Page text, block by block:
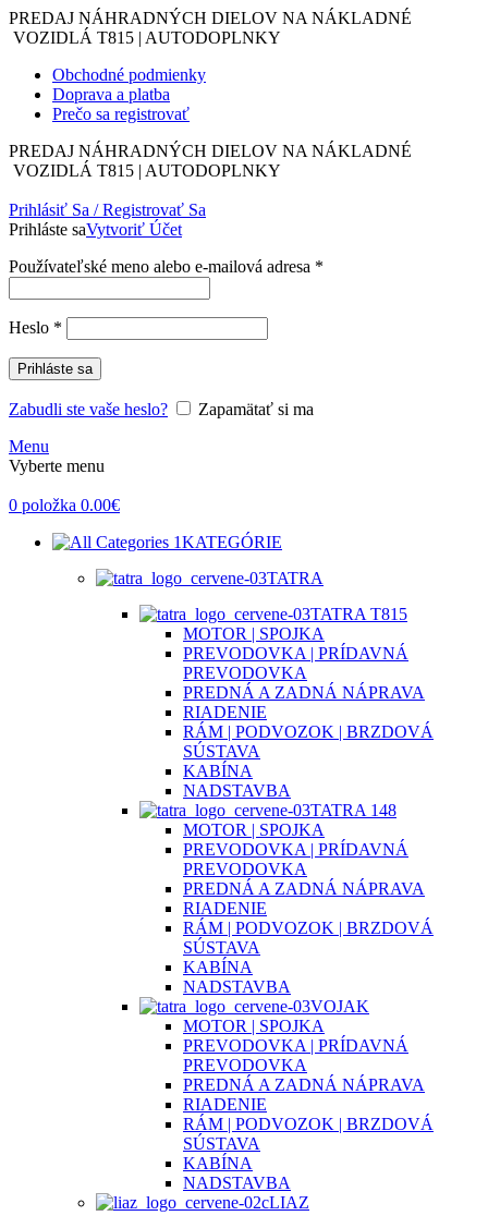
PREDAJ NÁHRADNÝCH DIELOV NA NÁKLADNÉ
VOZIDLÁ T815 | AUTODOPLNKY
Obchodné podmienky
Doprava a platba
Prečo sa registrovať
PREDAJ NÁHRADNÝCH DIELOV NA NÁKLADNÉ
VOZIDLÁ T815 | AUTODOPLNKY
Prihlásiť Sa / Registrovať Sa
Prihláste saVytvoriť Účet
Používateľské meno alebo e-mailová adresa *
Heslo *
Prihláste sa
Zabudli ste vaše heslo?
Zapamätať si ma
Menu
Vyberte menu
0 položka 0.00€
KATEGÓRIE
TATRA
TATRA T815
MOTOR | SPOJKA
PREVODOVKA | PRÍDAVNÁ
PREVODOVKA
PREDNÁ A ZADNÁ NÁPRAVA
RIADENIE
RÁM | PODVOZOK | BRZDOVÁ
SÚSTAVA
KABÍNA
NADSTAVBA
TATRA 148
MOTOR | SPOJKA
PREVODOVKA | PRÍDAVNÁ
PREVODOVKA
PREDNÁ A ZADNÁ NÁPRAVA
RIADENIE
RÁM | PODVOZOK | BRZDOVÁ
SÚSTAVA
KABÍNA
NADSTAVBA
VOJAK
MOTOR | SPOJKA
PREVODOVKA | PRÍDAVNÁ
PREVODOVKA
PREDNÁ A ZADNÁ NÁPRAVA
RIADENIE
RÁM | PODVOZOK | BRZDOVÁ
SÚSTAVA
KABÍNA
NADSTAVBA
LIAZ